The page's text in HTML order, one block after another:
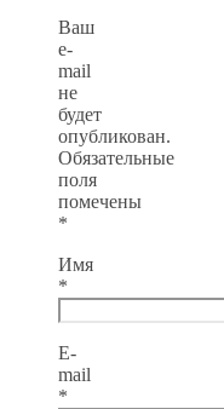
Ваш
e-
mail
не
будет
опубликован.
Обязательные
поля
помечены
*
Имя
*
E-
mail
*